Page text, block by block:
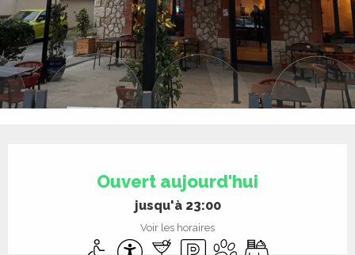
Ouvert aujourd'hui
jusqu'à 23:00
Voir les horaires
Accès handicapés
AccessibilitéBar / Buvette
ParkingAnimaux acceptés
Banquet